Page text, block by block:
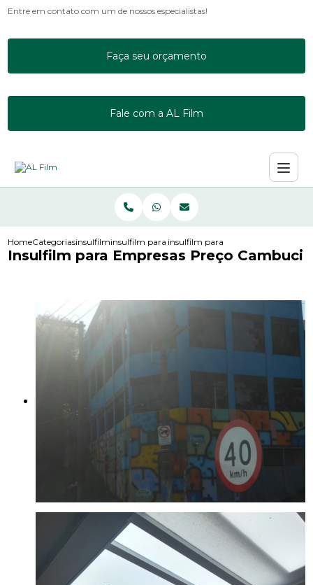
Entre em contato com um de nossos especialistas!
Faça seu orçamento
Fale com a AL Film
HomeCategoriasinsulfilminsulfilm para janela de apartamento
insulfilm para empresas preco
Insulfilm para Empresas Preço Cambuci